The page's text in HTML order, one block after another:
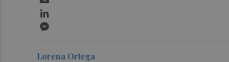
Lorena Ortega